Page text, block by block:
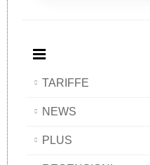
TARIFFE
NEWS
PLUS